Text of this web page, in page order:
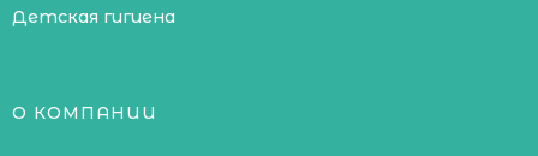
Детская гигиена
О КОМПАНИИ